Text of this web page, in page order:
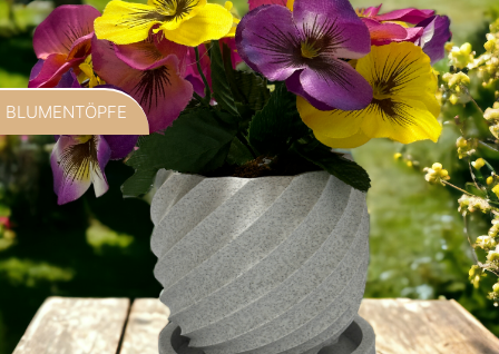
BLUMENTÖPFE